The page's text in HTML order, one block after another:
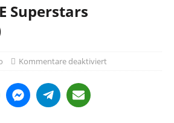
Superstars
Kommentare deaktiviert